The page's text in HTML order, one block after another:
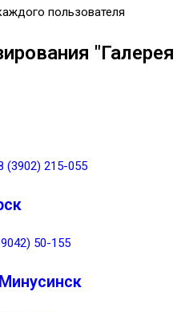
пользователя
"Галерея
(3902) 215-055
50-155